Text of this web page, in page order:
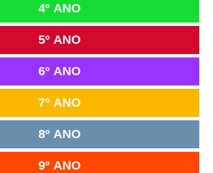
4º ANO
5º ANO
6º ANO
7º ANO
8º ANO
9º ANO